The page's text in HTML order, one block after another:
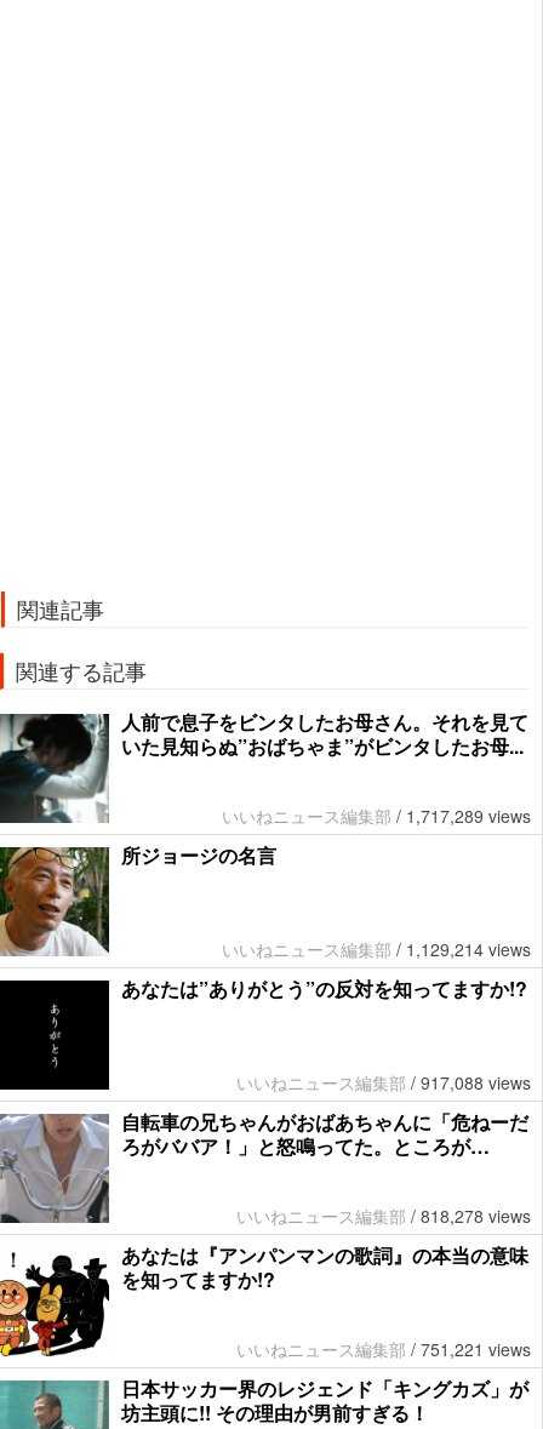
関連記事
関連する記事
人前で息子をビンタしたお母さん。それを見て
いた見知らぬ”おばちゃま”がビンタしたお母...
いいねニュース編集部 / 1,717,289 views
所ジョージの名言
いいねニュース編集部 / 1,129,214 views
あなたは”ありがとう”の反対を知ってますか!?
いいねニュース編集部 / 917,088 views
自転車の兄ちゃんがおばあちゃんに「危ねーだ
ろがババア！」と怒鳴ってた。ところが…
いいねニュース編集部 / 818,278 views
あなたは『アンパンマンの歌詞』の本当の意味
を知ってますか!?
いいねニュース編集部 / 751,221 views
日本サッカー界のレジェンド「キングカズ」が
坊主頭に!! その理由が男前すぎる！